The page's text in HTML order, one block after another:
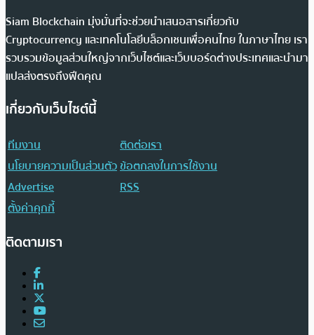
Siam Blockchain มุ่งมั่นที่จะช่วยนำเสนอสารเกี่ยวกับ
Cryptocurrency และเทคโนโลยีบล็อกเชนเพื่อคนไทย ในภาษาไทย เรา
รวบรวมข้อมูลส่วนใหญ่จากเว็บไซต์และเว็บบอร์ดต่างประเทศและนำมา
แปลส่งตรงถึงฟีดคุณ
เกี่ยวกับเว็บไซต์นี้
ทีมงาน
ติดต่อเรา
นโยบายความเป็นส่วนตัวข้อตกลงในการใช้งาน
Advertise
RSS
ตั้งค่าคุกกี้
ติดตามเรา